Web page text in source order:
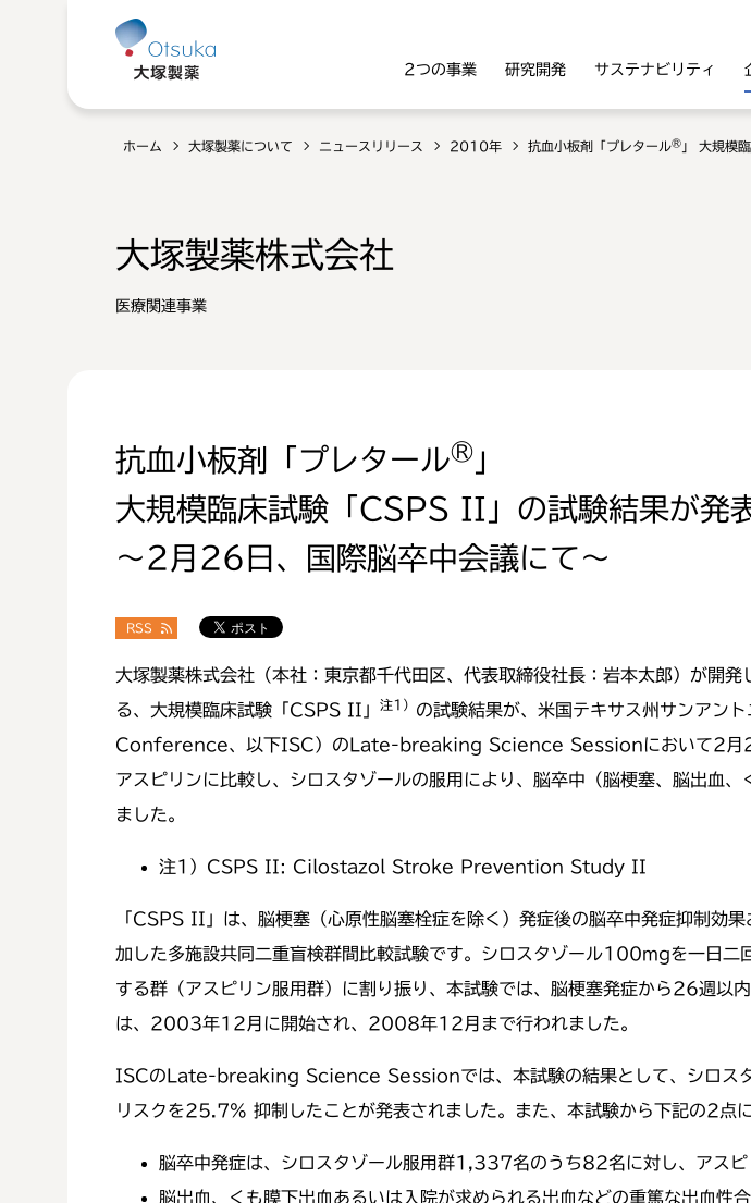
2つの事業 研究開発 サステナビリティ
ホーム 大塚製薬について ニュースリリース 2010年 抗血小板剤「プレタール® 」 大規模
大塚製薬株式会社
医療関連事業
抗血小板剤「プレタール® 」
大規模臨床試験「CSPS II」の試験結果が発
～2月26日、国際脳卒中会議にて～
RSS
大塚製薬株式会社（本社：東京都千代田区、代表取締役社長：岩本太郎）が開
る、大規模臨床試験「CSPS II」
注1） の試験結果が、米国テキサス州サンア
Conference、以下ISC）のLate-breaking Science Sessionにおいて2月26
アスピリンに比較し、シロスタゾールの服用により、脳卒中（脳梗塞、脳出血
ました。
注1） CSPS II: Cilostazol Stroke Prevention Study II
「CSPS II」は、脳梗塞（心原性脳塞栓症を除く）発症後の脳卒中発症抑制効
加した多施設共同二重盲検群間比較試験です。シロスタゾール100mgを一日
する群（アスピリン服用群）に割り振り、本試験では、脳梗塞発症から26週
は、2003年12月に開始され、2008年12月まで行われました。
ISCのLate-breaking Science Sessionでは、本試験の結果として、シロスタ
リスクを25.7% 抑制したことが発表されました。また、本試験から下記の2点
脳卒中発症は、シロスタゾール服用群1,337名のうち82名に対し、アス
脳出血、くも膜下出血あるいは入院が求められる出血などの重篤な出血